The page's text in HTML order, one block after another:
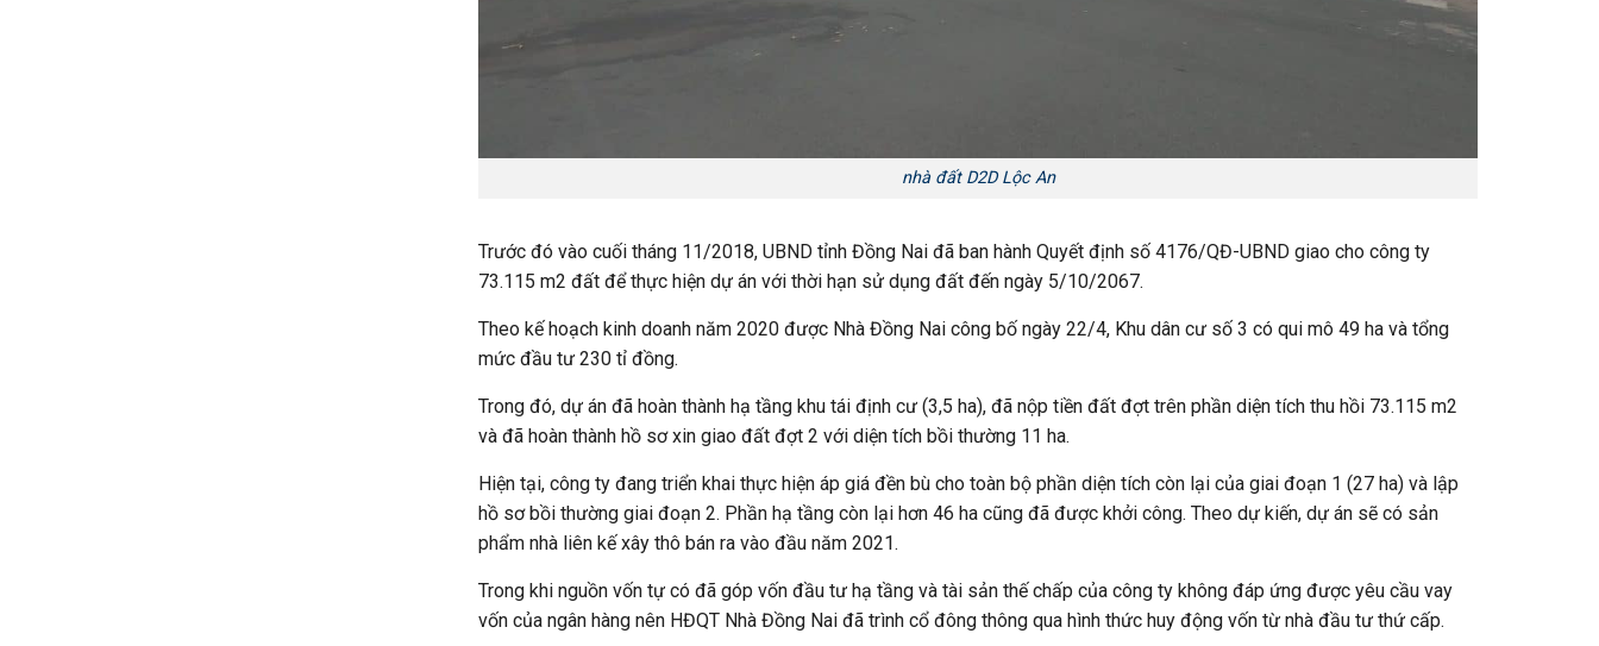
nhà đất D2D Lộc An
Trước đó vào cuối tháng 11/2018, UBND tỉnh Đồng Nai đã ban hành Quyết định số 4176/QĐ-UBND giao cho công ty
73.115 m2 đất để thực hiện dự án với thời hạn sử dụng đất đến ngày 5/10/2067.
Theo kế hoạch kinh doanh năm 2020 được Nhà Đồng Nai công bố ngày 22/4, Khu dân cư số 3 có qui mô 49 ha và tổng
mức đầu tư 230 tỉ đồng.
Trong đó, dự án đã hoàn thành hạ tầng khu tái định cư (3,5 ha), đã nộp tiền đất đợt trên phần diện tích thu hồi 73.115 m2
và đã hoàn thành hồ sơ xin giao đất đợt 2 với diện tích bồi thường 11 ha.
Hiện tại, công ty đang triển khai thực hiện áp giá đền bù cho toàn bộ phần diện tích còn lại của giai đoạn 1 (27 ha) và lập
hồ sơ bồi thường giai đoạn 2. Phần hạ tầng còn lại hơn 46 ha cũng đã được khởi công. Theo dự kiến, dự án sẽ có sản
phẩm nhà liên kế xây thô bán ra vào đầu năm 2021.
Trong khi nguồn vốn tự có đã góp vốn đầu tư hạ tầng và tài sản thế chấp của công ty không đáp ứng được yêu cầu vay
vốn của ngân hàng nên HĐQT Nhà Đồng Nai đã trình cổ đông thông qua hình thức huy động vốn từ nhà đầu tư thứ cấp.